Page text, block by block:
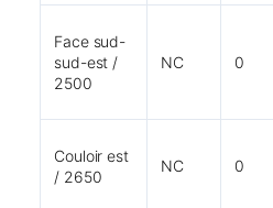
Face sud-
sud-est /
2500
NC 0
Couloir est
/ 2650
NC 0